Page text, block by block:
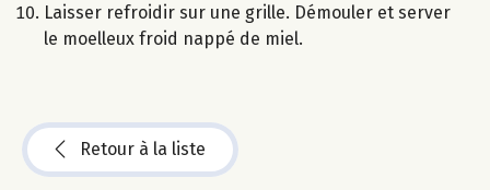
Laisser refroidir sur une grille. Démouler et server
le moelleux froid nappé de miel.
Retour à la liste